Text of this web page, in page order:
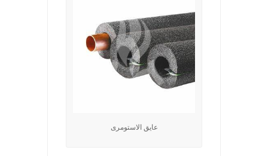
عایق الاستومری